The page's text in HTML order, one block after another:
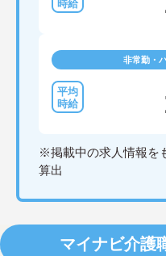
非常勤・
※掲載中の求人情報を
算出
マイナビ介護